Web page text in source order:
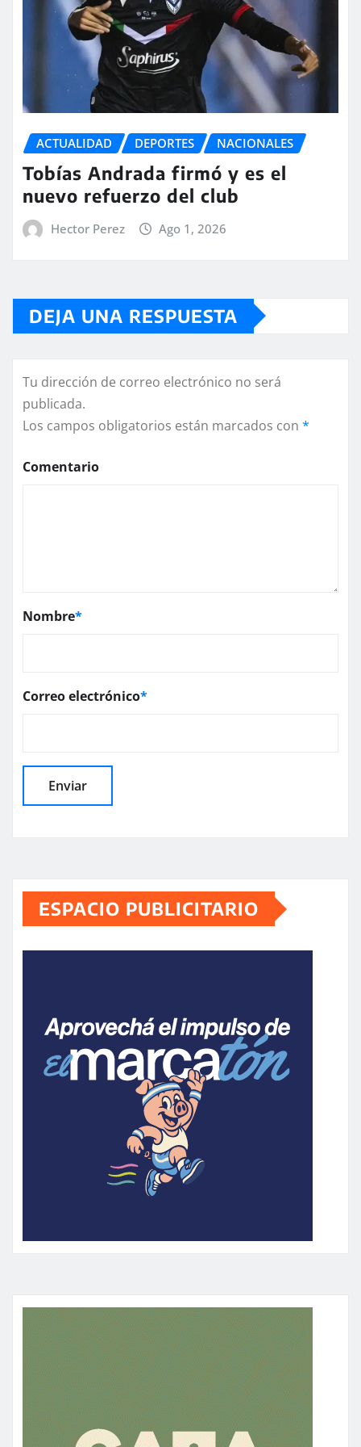
ACTUALIDAD DEPORTES NACIONALES
Tobías Andrada firmó y es el
nuevo refuerzo del club
Hector Perez Ago 1, 2026
DEJA UNA RESPUESTA
Tu dirección de correo electrónico no será
publicada.
Los campos obligatorios están marcados con *
Comentario
Nombre*
Correo electrónico*
ESPACIO PUBLICITARIO